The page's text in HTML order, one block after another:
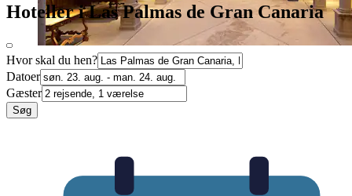
Hoteller i Las Palmas de Gran Canaria
Hvor skal du hen?
Datoer
Gæster
Søg